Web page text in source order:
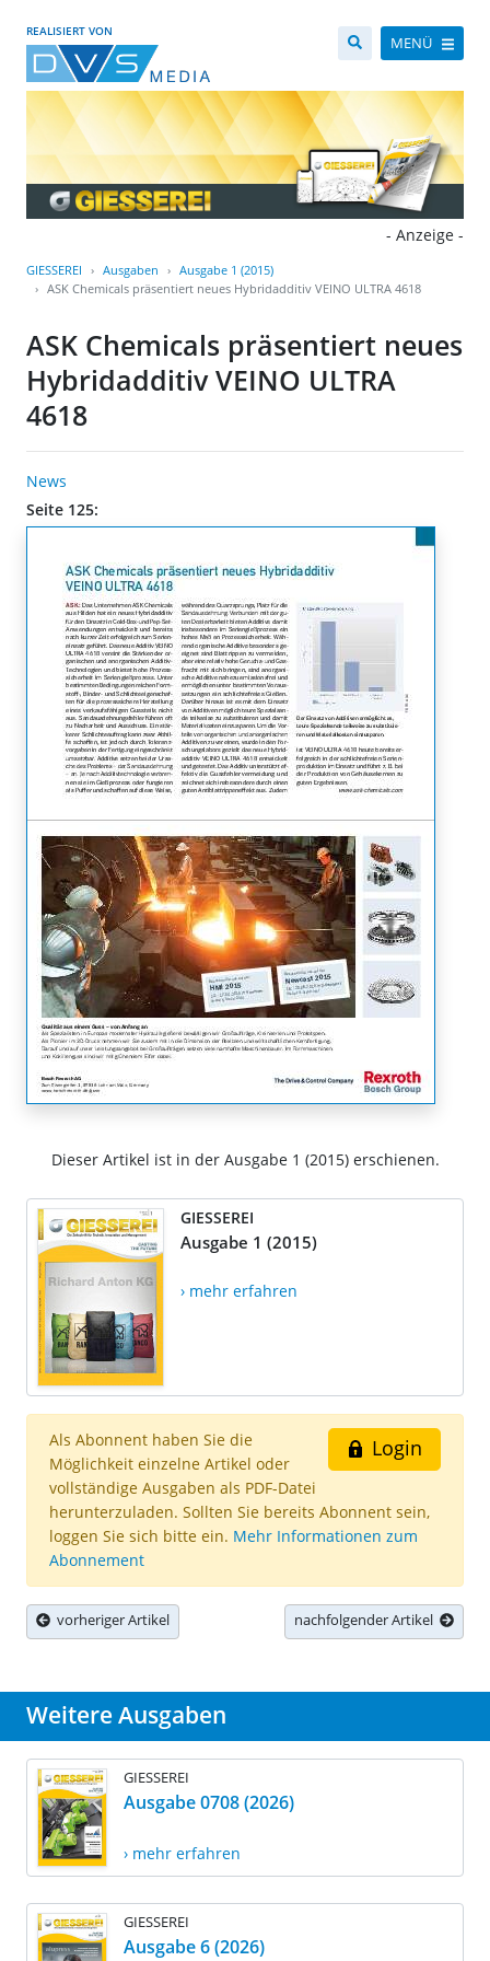
REALISIERT VON
MENÜ
- Anzeige -
GIESSEREI Ausgaben
Ausgabe 1 (2015)
ASK Chemicals präsentiert neues Hybridadditiv VEINO ULTRA 4618
ASK Chemicals präsentiert neues
Hybridadditiv VEINO ULTRA
4618
News
Seite 125:
Dieser Artikel ist in der Ausgabe 1 (2015) erschienen.
GIESSEREI
Ausgabe 1 (2015)
› mehr erfahren
Login
Als Abonnent haben Sie die
Möglichkeit einzelne Artikel oder
vollständige Ausgaben als PDF-Datei
herunterzuladen. Sollten Sie bereits Abonnent sein,
loggen Sie sich bitte ein. Mehr Informationen zum
Abonnement
vorheriger Artikel nachfolgender Artikel
Weitere Ausgaben
GIESSEREI
Ausgabe 0708 (2026)
› mehr erfahren
GIESSEREI
Ausgabe 6 (2026)